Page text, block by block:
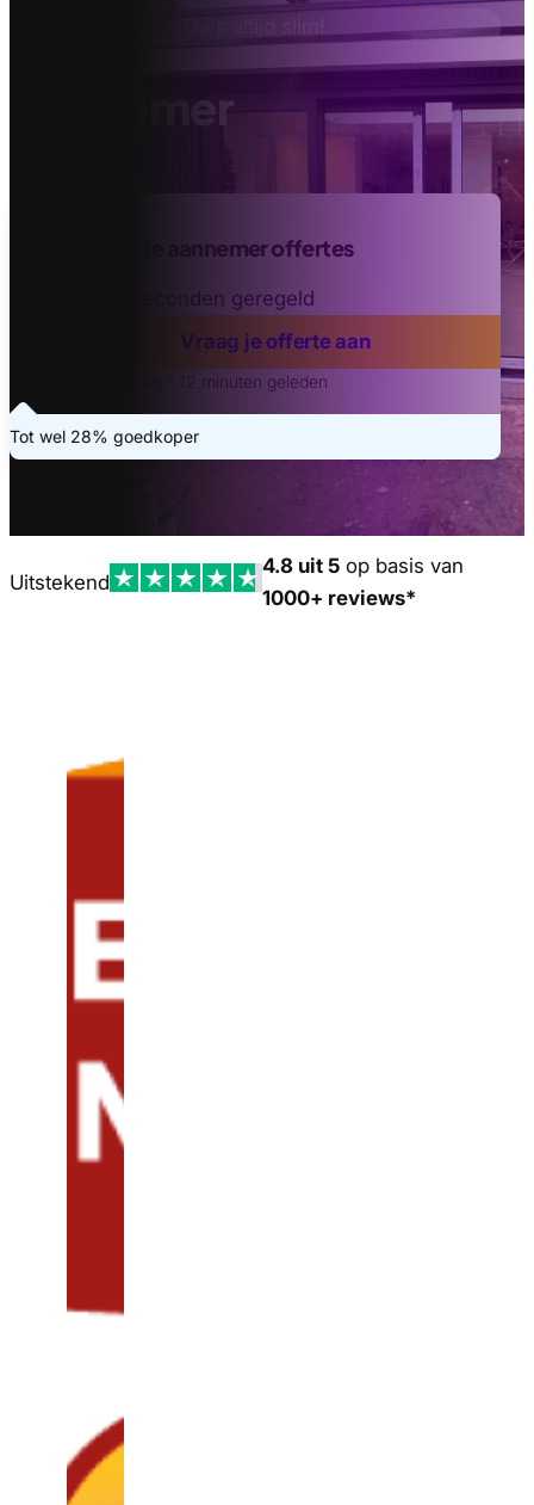
Vind de beste aannemer offertes
Binnen 20 seconden geregeld
Vraag je offerte aan
Laatste aanvraag - 12 minuten geleden
Tot wel 28% goedkoper
Aannemer
Uitstekend
4.8 uit 5 op basis van
1000+ reviews*